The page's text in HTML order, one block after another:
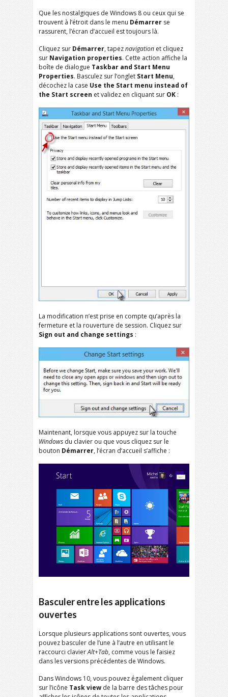
Que les nostalgiques de Windows 8 ou ceux qui se
trouvent à l’étroit dans le menu Démarrer se
rassurent, l’écran d’accueil est toujours là.
Cliquez sur Démarrer, tapeznavigation et cliquez
sur Navigation properties. Cette action affiche la
boîte de dialogue Taskbar and Start Menu
Properties. Basculez sur l’onglet Start Menu,
décochez la case Use the Start menu instead of
the Start screen et validez en cliquant sur OK :
La modification n’est prise en compte qu’après la
fermeture et la rouverture de session. Cliquez sur
Sign out and change settings :
Maintenant, lorsque vous appuyez sur la touche
Windows du clavier ou que vous cliquez sur le
bouton Démarrer, l’écran d’accueil s’affiche :
Basculer entre les applications
ouvertes
Lorsque plusieurs applications sont ouvertes, vous
pouvez basculer de l’une à l’autre en utilisant le
raccourci clavierAlt+Tab, comme vous le faisiez
dans les versions précédentes de Windows.
Dans Windows 10, vous pouvez également cliquer
sur l’icône Task view de la barre des tâches pour